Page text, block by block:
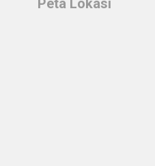
Peta Lokasi